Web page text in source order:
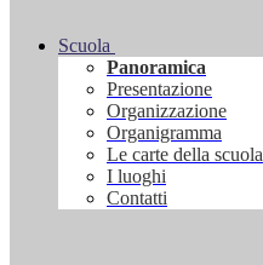
Scuola
Panoramica
Presentazione
Organizzazione
Organigramma
Le carte della scuola
I luoghi
Contatti